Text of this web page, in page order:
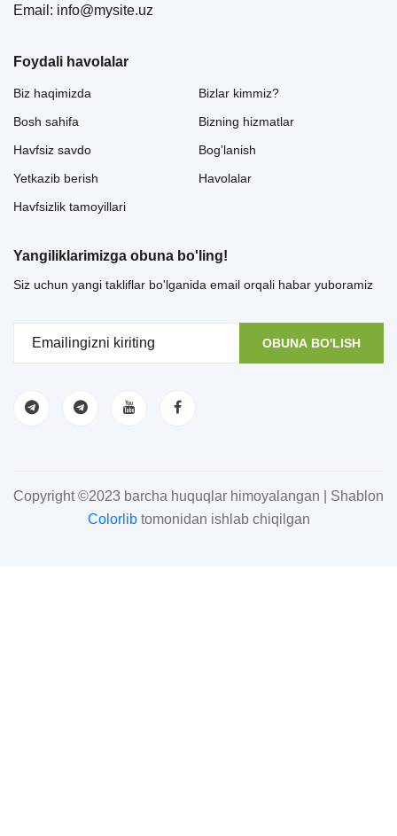
Email: info@mysite.uz
Foydali havolalar
Biz haqimizda
Bosh sahifa
Havfsiz savdo
Yetkazib berish
Havfsizlik tamoyillari
Bizlar kimmiz?
Bizning hizmatlar
Bog'lanish
Havolalar
Yangiliklarimizga obuna bo'ling!
Siz uchun yangi takliflar bo'lganida email orqali habar yuboramiz
OBUNA BO'LISH
Copyright ©2023 barcha huquqlar himoyalangan | Shablon
Colorlibtomonidan ishlab chiqilgan